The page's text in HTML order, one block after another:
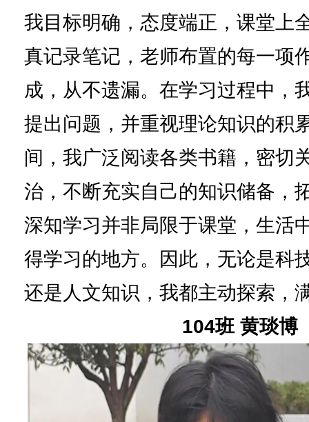
我目标明确，态度端正，课堂上
真记录笔记，老师布置的每一项
成，从不遗漏。在学习过程中，
提出问题，并重视理论知识的积
间，我广泛阅读各类书籍，密切
治，不断充实自己的知识储备，
深知学习并非局限于课堂，生活
得学习的地方。因此，无论是科
还是人文知识，我都主动探索，
104班 黄琰博